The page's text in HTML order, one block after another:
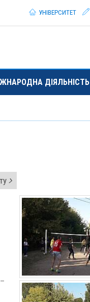
УНІВЕРСИТЕТ
ДІЯЛЬНІСТЬ